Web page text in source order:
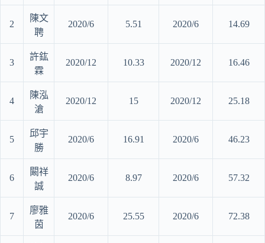
2
陳文
聘
2020/6 5.51 2020/6 14.69
3
許鈜
霖
2020/12 10.33 2020/12 16.46
4
陳泓
滄
2020/12 15 2020/12 25.18
5
邱宇
勝
2020/6 16.91 2020/6 46.23
6
闞祥
誠
2020/6 8.97 2020/6 57.32
7
廖雅
茵
2020/6 25.55 2020/6 72.38